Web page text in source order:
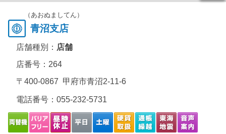
（あおぬましてん）
青沼支店
店舗種別： 店舗
店番号：264
〒400-0867 甲府市青沼2-11-6
電話番号： 055-232-5731